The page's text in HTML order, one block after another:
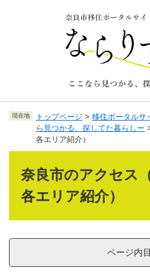
現在地 トップページ > 移住ポータルサ
ら見つかる、探してた暮らしー
各エリア紹介）
奈良市のアクセス
各エリア紹介）
ページ内